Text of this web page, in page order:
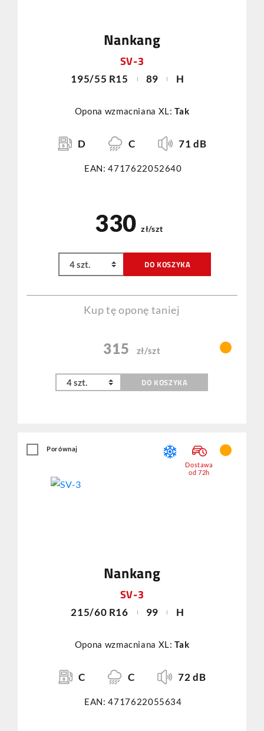
Nankang
SV-3
195/55 R15 89 H
Opona wzmacniana XL:Tak
D C 71 dB
EAN: 4717622052640
330 zł/szt
DO KOSZYKA
Kup tę oponę taniej
315 zł/szt
DO KOSZYKA
Nankang
SV-3
215/60 R16 99 H
Opona wzmacniana XL:Tak
C C 72 dB
EAN: 4717622055634
Porównaj
Dostawa
od 72h